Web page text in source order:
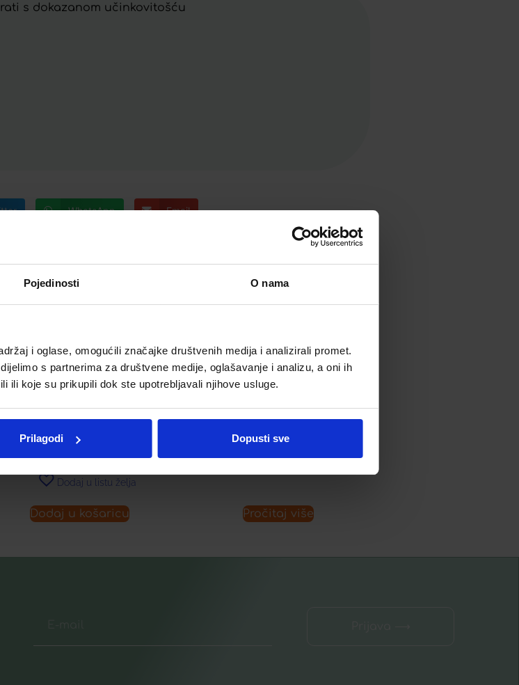
Pojedinosti O nama
i oglase, omogućili značajke društvenih medija i analizirali promet.
s partnerima za društvene medije, oglašavanje i analizu, a oni ih
ili koje su prikupili dok ste upotrebljavali njihove usluge.
Prilagodi Dopusti sve
s dokazanom učinkovitošću
WhatsApp Email
APIVITA AQUA BEELICIOUS
29,90
Dodaj u listu želja
Dodaj u košaricu
IRIX SPREJ 75 ML
7,86
Pročitaj više